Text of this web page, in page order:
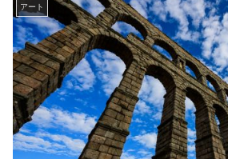
アート